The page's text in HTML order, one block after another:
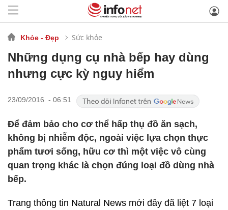
Khỏe - Đẹp Sức khỏe
Những dụng cụ nhà bếp hay dùng
nhưng cực kỳ nguy hiểm
23/09/2016 - 06:51
Để đảm bảo cho cơ thể hấp thụ đồ ăn sạch,
không bị nhiễm độc, ngoài việc lựa chọn thực
phẩm tươi sống, hữu cơ thì một việc vô cùng
quan trọng khác là chọn đúng loại đồ dùng nhà
bếp.
Trang thông tin Natural News mới đây đã liệt 7 loại